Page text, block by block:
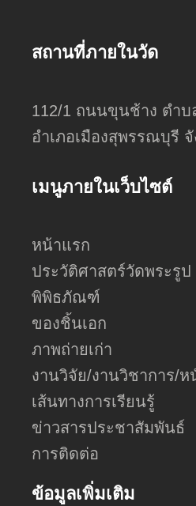
สถานที่ภายในวัด
112/1 ถนนขุนช้าง ตำบ
อำเภอเมืองสุพรรณบุรี
เมนูภายในเว็บไซต์
หน้าแรก
ประวัติศาสตร์วัดพระรูป
พิพิธภัณฑ์
ของชิ้นเอก
ภาพถ่ายเก่า
งานวิจัย/งานวิชาการ/ห
เส้นทางการเรียนรู้
ข่าวสารประชาสัมพันธ์
การติดต่อ
ข้อมูลเพิ่มเติม